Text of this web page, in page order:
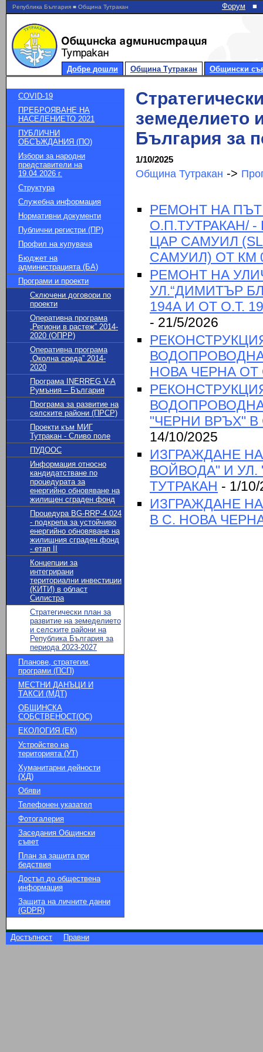
Република България ■ Община Тутракан Форум ■
Добре дошли Община Тутракан Общински
COVID-19
ПРЕБРОЯВАНЕ НА
НАСЕЛЕНИЕТО 2021
ПУБЛИЧНИ
ОБСЪЖДАНИЯ (ПО)
Избори за народни
представители на
19.04.2026 г.
Структура
Служебна информация
Нормативни документи
Публични регистри (ПР)
Профил на купувача
Бюджет на
администрацията (БА)
Програми и проекти
Сключени договори по
проекти
Оперативна програма
„Региони в растеж” 2014-
2020 (ОПРР)
Оперативна програма
„Околна среда” 2014-
2020
Програма INERREG V-A
Румъния – България
Програма за развитие на
селските райони (ПРСР)
Проекти към МИГ
Тутракан - Сливо поле
ПУДООС
Информация относно
кандидатстване по
процедурата за
енергийно обновяване на
жилищен сграден фонд
Процедура BG-RRP-4.024
- подкрепа за устойчиво
енергийно обновяване на
жилищния сграден фонд
- етап II
Концепции за
интегрирани
териториални инвестиции
(КИТИ) в област
Силистра
Стратегически план за
развитие на земеделието
и селските райони на
Република България за
периода 2023-2027
Планове, стратегии,
програми (ПСП)
МЕСТНИ ДАНЪЦИ И
ТАКСИ (МДТ)
ОБЩИНСКА
СОБСТВЕНОСТ(ОС)
ЕКОЛОГИЯ (ЕК)
Устройство на
територията (УТ)
Хуманитарни дейности
(ХД)
Обяви
Телефонен указател
Фотогалерия
Заседания Общински
съвет
План за защита при
бедствия
Достъп до обществена
информация
Защита на личните данни
(GDPR)
земеделието
България за
1/10/2025
Община Тутракан ->
РЕМОНТ НА ПЪТ
О.П.ТУТРАКАН/
ЦАР САМУИЛ
САМУИЛ) ОТ КМ
РЕМОНТ НА
УЛ.“ДИМИТЪР
194А И ОТ О.Т.
- 21/5/2026
ВОДОПРОВОДНА
НОВА ЧЕРНА ОТ
"ЧЕРНИ ВРЪХ"
14/10/2025
ИЗГРАЖДАНЕ
ВОЙВОДА" И
ТУТРАКАН - 1/
ИЗГРАЖДАНЕ
В С. НОВА
Достъпност Правни